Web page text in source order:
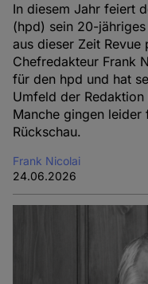
In diesem Jahr feiert
(hpd) sein 20-
aus dieser Zeit Revue
Chefredakteur Frank
für den hpd und hat
Umfeld der
Manche gingen leider
Rückschau.
Frank Nicolai
24.06.2026